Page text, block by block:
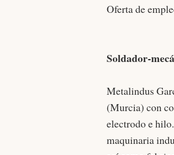
Oferta de
Soldador-
Metalindus
(Murcia) con
electrodo e
maquinaria